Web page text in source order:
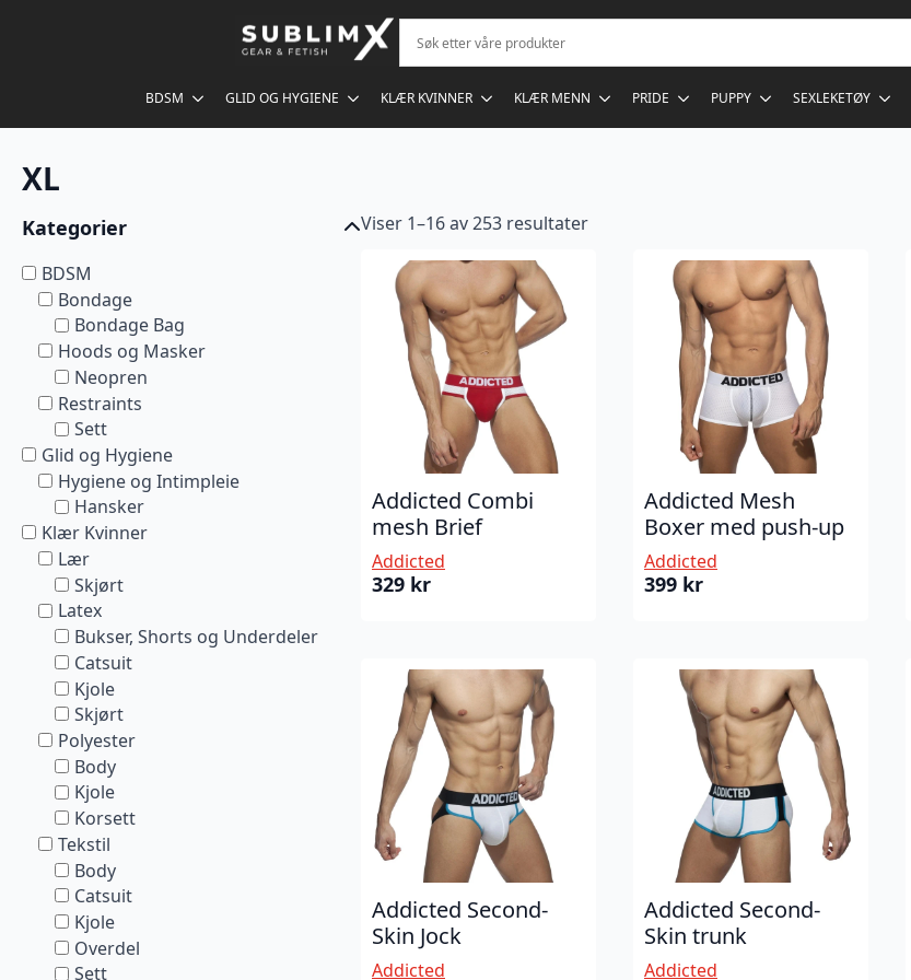
BDSM GLID OG HYGIENE KLÆR KVINNER KLÆR MENN PRIDE PUPPY SEXLEKETØY
XL
Kategorier
BDSM
Bondage
Bondage Bag
Hoods og Masker
Neopren
Restraints
Sett
Glid og Hygiene
Hygiene og Intimpleie
Hansker
Klær Kvinner
Lær
Skjørt
Latex
Bukser, Shorts og Underdeler
Catsuit
Kjole
Skjørt
Polyester
Body
Kjole
Korsett
Tekstil
Body
Catsuit
Kjole
Overdel
Sett
Viser 1–16 av 253 resultater
Addicted Combi
mesh Brief
Addicted
329 kr
Addicted Mesh
Boxer med push-up
Addicted
399 kr
Addicted Second-
Skin Jock
Addicted
Addicted Second-
Skin trunk
Addicted